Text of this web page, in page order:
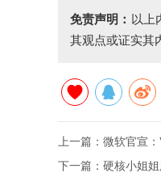
免责声明： 以上
其观点或证实其
上一篇： 微软官宣
下一篇： 硬核小姐